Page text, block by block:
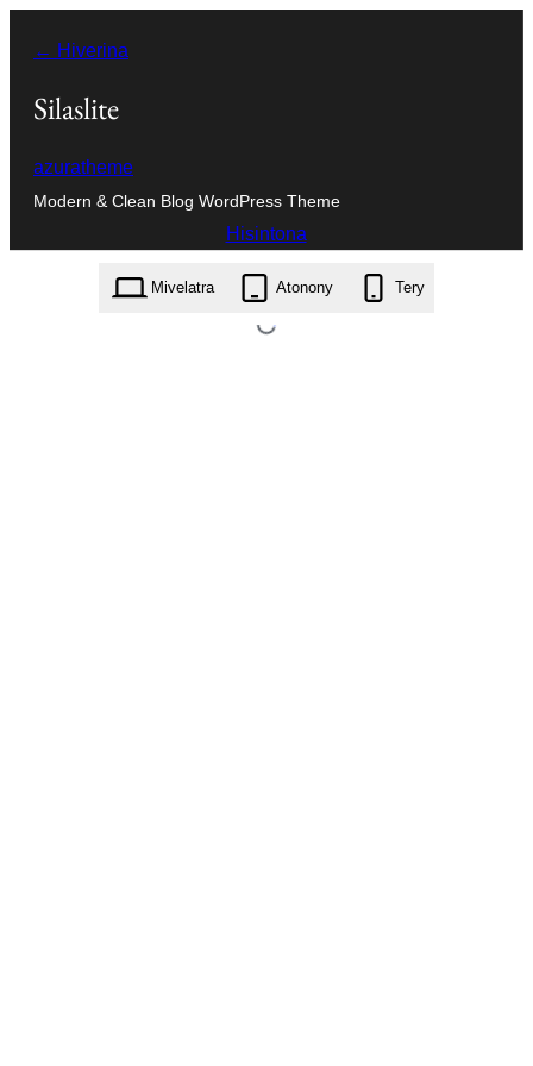
amin'ny
ventiny
← Hiverina
Silaslite
azuratheme
Modern & Clean Blog WordPress Theme
Hisintona
silaslite.1.0.4.zip
Mivelatra Atonony Tery